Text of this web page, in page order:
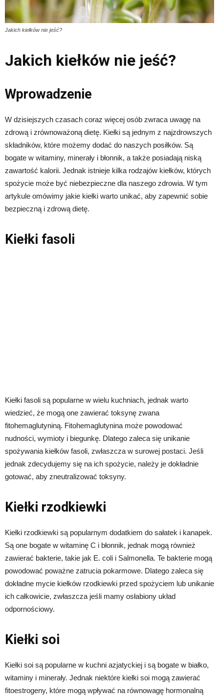
Jakich kiełków nie jeść?
Jakich kiełków nie jeść?
Wprowadzenie
W dzisiejszych czasach coraz więcej osób zwraca uwagę na
zdrową i zrównoważoną dietę. Kiełki są jednym z najzdrowszych
składników, które możemy dodać do naszych posiłków. Są
bogate w witaminy, minerały i błonnik, a także posiadają niską
zawartość kalorii. Jednak istnieje kilka rodzajów kiełków, których
spożycie może być niebezpieczne dla naszego zdrowia. W tym
artykule omówimy jakie kiełki warto unikać, aby zapewnić sobie
bezpieczną i zdrową dietę.
Kiełki fasoli
Kiełki fasoli są popularne w wielu kuchniach, jednak warto
wiedzieć, że mogą one zawierać toksynę zwana
fitohemaglutyniną. Fitohemaglutynina może powodować
nudności, wymioty i biegunkę. Dlatego zaleca się unikanie
spożywania kiełków fasoli, zwłaszcza w surowej postaci. Jeśli
jednak zdecydujemy się na ich spożycie, należy je dokładnie
gotować, aby zneutralizować toksyny.
Kiełki rzodkiewki
Kiełki rzodkiewki są popularnym dodatkiem do sałatek i kanapek.
Są one bogate w witaminę C i błonnik, jednak mogą również
zawierać bakterie, takie jak E. coli i Salmonella. Te bakterie mogą
powodować poważne zatrucia pokarmowe. Dlatego zaleca się
dokładne mycie kiełków rzodkiewki przed spożyciem lub unikanie
ich całkowicie, zwłaszcza jeśli mamy osłabiony układ
odpornościowy.
Kiełki soi
Kiełki soi są popularne w kuchni azjatyckiej i są bogate w białko,
witaminy i minerały. Jednak niektóre kiełki soi mogą zawierać
fitoestrogeny, które mogą wpływać na równowagę hormonalną